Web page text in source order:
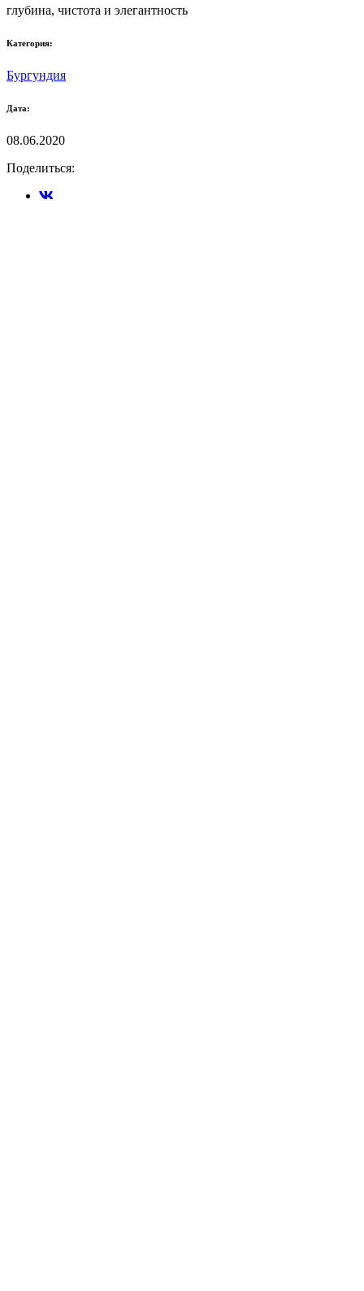
глубина, чистота и элегантность
Категория:
Бургундия
Дата:
08.06.2020
Поделиться: